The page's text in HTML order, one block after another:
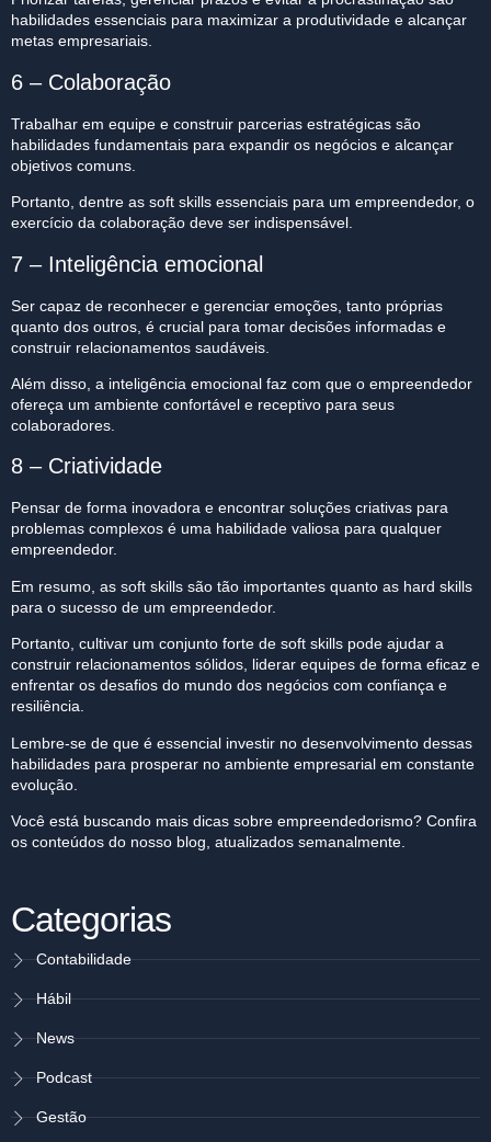
habilidades essenciais para maximizar a produtividade e alcançar
metas empresariais.
6 – Colaboração
Trabalhar em equipe e construir parcerias estratégicas são
habilidades fundamentais para expandir os negócios e alcançar
objetivos comuns.
Portanto, dentre as soft skills essenciais para um empreendedor, o
exercício da colaboração deve ser indispensável.
7 – Inteligência emocional
Ser capaz de reconhecer e gerenciar emoções, tanto próprias
quanto dos outros, é crucial para tomar decisões informadas e
construir relacionamentos saudáveis.
Além disso, a inteligência emocional faz com que o empreendedor
ofereça um ambiente confortável e receptivo para seus
colaboradores.
8 – Criatividade
Pensar de forma inovadora e encontrar soluções criativas para
problemas complexos é uma habilidade valiosa para qualquer
empreendedor.
Em resumo, as soft skills são tão importantes quanto as hard skills
para o sucesso de um empreendedor.
Portanto, cultivar um conjunto forte de soft skills pode ajudar a
construir relacionamentos sólidos, liderar equipes de forma eficaz e
enfrentar os desafios do mundo dos negócios com confiança e
resiliência.
Lembre-se de que é essencial investir no desenvolvimento dessas
habilidades para prosperar no ambiente empresarial em constante
evolução.
Você está buscando mais dicas sobre empreendedorismo? Confira
os conteúdos do nosso blog , atualizados semanalmente.
Categorias
Contabilidade
Hábil
News
Podcast
Gestão